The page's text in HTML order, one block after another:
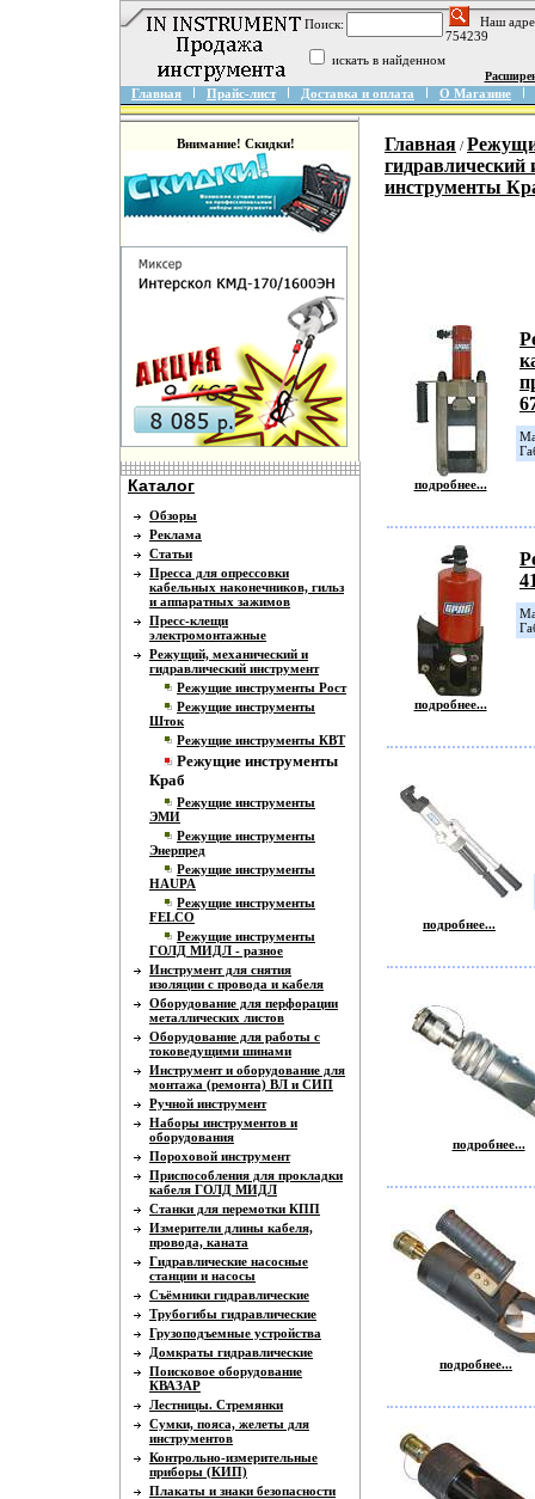
Поиск:
Наш
754239
искать в найденном
Главная Прайс-лист Доставка и оплата О Магазине
Внимание! Скидки!
Каталог
Обзоры
Реклама
Статьи
Пресса для опрессовки
кабельных наконечников, гильз
и аппаратных зажимов
Пресс-клещи
электромонтажные
Режущий, механический и
гидравлический инструмент
Режущие инструменты Рост
Режущие инструменты
Шток
Режущие инструменты КВТ
Режущие инструменты
Краб
Режущие инструменты
ЭМИ
Режущие инструменты
Энерпред
Режущие инструменты
HAUPA
Режущие инструменты
FELCO
Режущие инструменты
ГОЛД МИДЛ - разное
Инструмент для снятия
изоляции с провода и кабеля
Оборудование для перфорации
металлических листов
Оборудование для работы с
токоведущими шинами
Инструмент и оборудование для
монтажа (ремонта) ВЛ и СИП
Ручной инструмент
Наборы инструментов и
оборудования
Пороховой инструмент
Приспособления для прокладки
кабеля ГОЛД МИДЛ
Станки для перемотки КПП
Измерители длины кабеля,
провода, каната
Гидравлические насосные
станции и насосы
Съёмники гидравлические
Трубогибы гидравлические
Грузоподъемные устройства
Домкраты гидравлические
Поисковое оборудование
КВАЗАР
Лестницы. Стремянки
Сумки, пояса, желеты для
инструментов
Контрольно-измерительные
приборы (КИП)
Плакаты и знаки безопасности
Главная /
гидравлический
инструменты
подробнее...
подробнее...
подробнее...
подробнее...
подробнее...